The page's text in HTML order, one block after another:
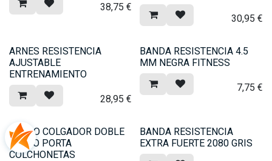
38,75 €
30,95 €
ARNES RESISTENCIA
AJUSTABLE
ENTRENAMIENTO
28,95 €
BANDA RESISTENCIA 4.5
MM NEGRA FITNESS
7,75 €
CARRO COLGADOR DOBLE
ACERO PORTA
COLCHONETAS
BANDA RESISTENCIA
EXTRA FUERTE 2080 GRIS